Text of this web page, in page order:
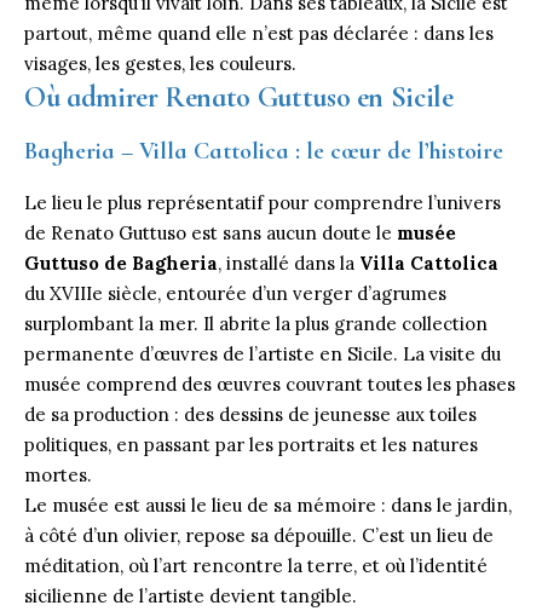
partout, même quand elle n’est pas déclarée : dans les
visages, les gestes, les couleurs.
Où admirer Renato Guttuso en Sicile
Bagheria – Villa Cattolica : le cœur de l’histoire
Le lieu le plus représentatif pour comprendre l’univers
de Renato Guttuso est sans aucun doute le musée
Guttuso de Bagheria, installé dans la Villa Cattolica
du XVIIIe siècle, entourée d’un verger d’agrumes
surplombant la mer. Il abrite la plus grande collection
permanente d’œuvres de l’artiste en Sicile. La visite du
musée comprend des œuvres couvrant toutes les phases
de sa production : des dessins de jeunesse aux toiles
politiques, en passant par les portraits et les natures
mortes.
Le musée est aussi le lieu de sa mémoire : dans le jardin,
à côté d’un olivier, repose sa dépouille. C’est un lieu de
méditation, où l’art rencontre la terre, et où l’identité
sicilienne de l’artiste devient tangible.